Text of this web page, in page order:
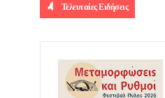
Τελευταίες Ειδήσεις